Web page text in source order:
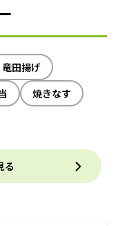
田揚げ
焼きなす
る